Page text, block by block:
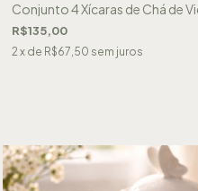
Conjunto 4 Xícaras de Chá de
R$135,00
2x de R$67,50 sem juros